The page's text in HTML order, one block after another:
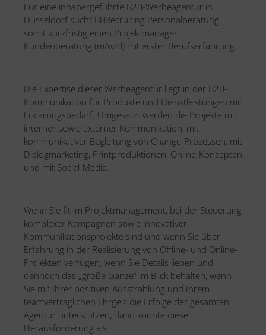
Für eine inhabergeführte B2B-Werbeagentur in
Düsseldorf sucht BBRecruiting Personalberatung
somit kurzfristig einen Projektmanager
Kundenberatung (m/w/d) mit erster Berufserfahrung.
Die Expertise dieser Werbeagentur liegt in der B2B-
Kommunikation für Produkte und Dienstleistungen mit
Erklärungsbedarf. Umgesetzt werden die Projekte mit
interner sowie externer Kommunikation, mit
kommunikativer Begleitung von Change-Prozessen, mit
Dialogmarketing, Printproduktionen, Online-Konzepten
und mit Social-Media.
Wenn Sie fit im Projektmanagement, bei der Steuerung
komplexer Kampagnen sowie innovativer
Kommunikationsprojekte sind und wenn Sie über
Erfahrung in der Realisierung von Offline- und Online-
Projekten verfügen, wenn Sie Details lieben und
dennoch das „große Ganze“ im Blick behalten, wenn
Sie mit Ihrer positiven Ausstrahlung und Ihrem
teamverträglichen Ehrgeiz die Erfolge der gesamten
Agentur unterstützen, dann könnte diese
Herausforderung als